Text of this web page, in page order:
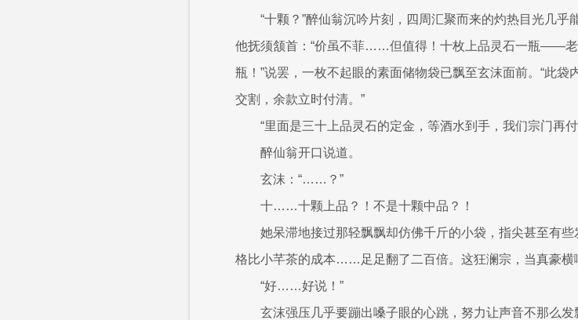
“十颗？”醉仙翁沉吟片刻，四周汇聚而来的灼热目光几乎
他抚须颔首：“价虽不菲……但值得！十枚上品灵石一瓶——老
瓶！”说罢，一枚不起眼的素面储物袋已飘至玄沫面前。“此
交割，余款立时付清。”
“里面是三十上品灵石的定金，等酒水到手，我们宗门再
醉仙翁开口说道。
玄沫：“……？”
十……十颗上品？！不是十颗中品？！
她呆滞地接过那轻飘飘却仿佛千斤的小袋，指尖甚至有
格比小芊茶的成本……足足翻了二百倍。这狂澜宗，当真豪横
“好……好说！”
玄沫强压几乎要蹦出嗓子眼的心跳，努力让声音不那么